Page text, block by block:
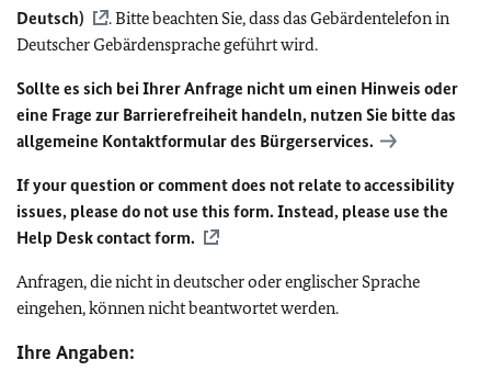
Deutsch)
. Bitte beachten Sie, dass das Gebärdentelefon in
Deutscher Gebärdensprache geführt wird.
Sollte es sich bei Ihrer Anfrage nicht um einen Hinweis oder
eine Frage zur Barrierefreiheit handeln, nutzen Sie bitte das
allgemeine Kontaktformular des Bürgerservices.
If your question or comment does not relate to accessibility
issues, please do not use this form. Instead, please use the
Help Desk contact form.
Anfragen, die nicht in deutscher oder englischer Sprache
eingehen, können nicht beantwortet werden.
Ihre Angaben: